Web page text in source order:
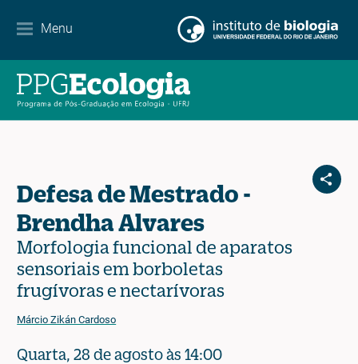
Menu
Contacto
Defesa de Mestrado -
Brendha Alvares
Morfologia funcional de aparatos
sensoriais em borboletas
frugívoras e nectarívoras
Márcio Zikán Cardoso
Quarta, 28 de agosto às 14:00